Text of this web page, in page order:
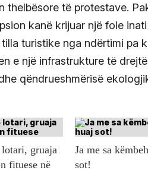
thelbësore të protestave.
kanë krijuar një fole
turistike nga ndërtimi pa
e një infrastrukture të
qëndrueshmërisë
gruaja
fituese në
Ja me sa
sot!